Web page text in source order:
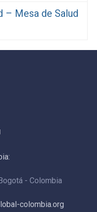
– Mesa de Salud
- Colombia
colombia.org